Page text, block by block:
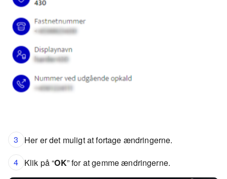
3
Her er det muligt at fortage ændringerne.
4 Klik på “OK” for at gemme ændringerne.